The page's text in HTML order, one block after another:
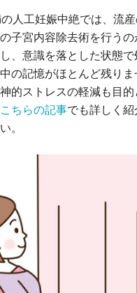
人工妊娠中絶では、流
子宮内容除去術を行う
、意識を落とした状態
の記憶がほとんど残り
的ストレスの軽減も目
こちらの記事でも詳しく
。